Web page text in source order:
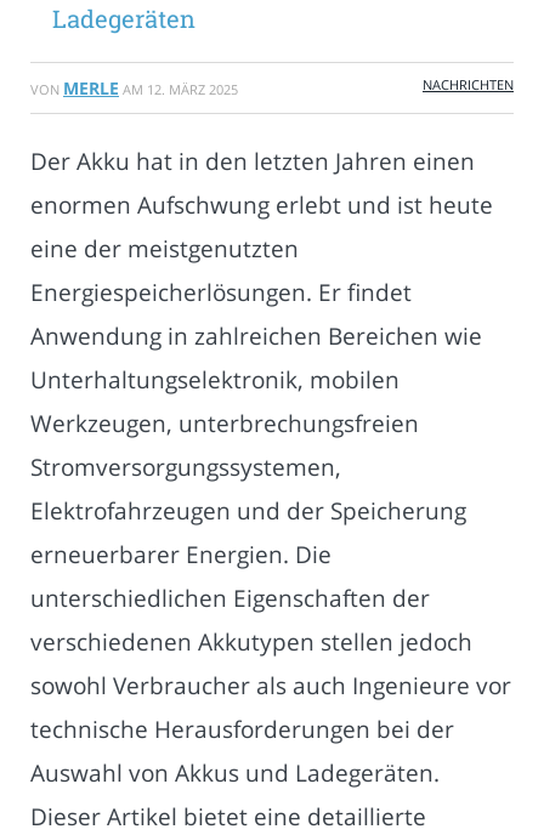
Ladegeräten
VON MERLE AM 12. MÄRZ 2025 NACHRICHTEN
Der Akku hat in den letzten Jahren einen
enormen Aufschwung erlebt und ist heute
eine der meistgenutzten
Energiespeicherlösungen. Er findet
Anwendung in zahlreichen Bereichen wie
Unterhaltungselektronik, mobilen
Werkzeugen, unterbrechungsfreien
Stromversorgungssystemen,
Elektrofahrzeugen und der Speicherung
erneuerbarer Energien. Die
unterschiedlichen Eigenschaften der
verschiedenen Akkutypen stellen jedoch
sowohl Verbraucher als auch Ingenieure vor
technische Herausforderungen bei der
Auswahl von Akkus und Ladegeräten.
Dieser Artikel bietet eine detaillierte